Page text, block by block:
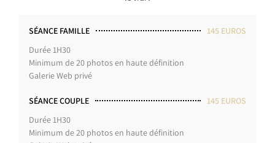
SÉANCE FAMILLE
145 EUROS
Durée 1H30
Minimum de 20 photos en haute définition
Galerie Web privé
SÉANCE COUPLE
145 EUROS
Durée 1H30
Minimum de 20 photos en haute définition